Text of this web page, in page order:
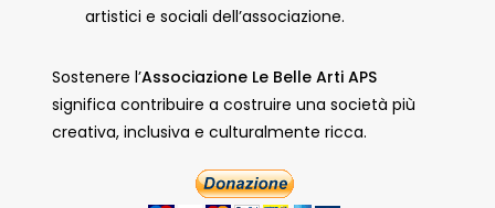
artistici e sociali dell’associazione.
Sostenere l’Associazione Le Belle Arti APS
significa contribuire a costruire una società più
creativa, inclusiva e culturalmente ricca.